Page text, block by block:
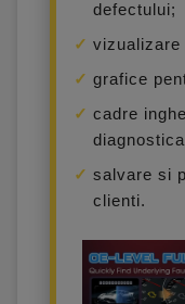
defectului;
vizualizare
grafice
cadre
salvare si
clienti.